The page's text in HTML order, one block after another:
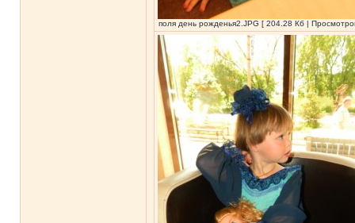
поля день рожденья2.JPG [ 204.28 Кб |